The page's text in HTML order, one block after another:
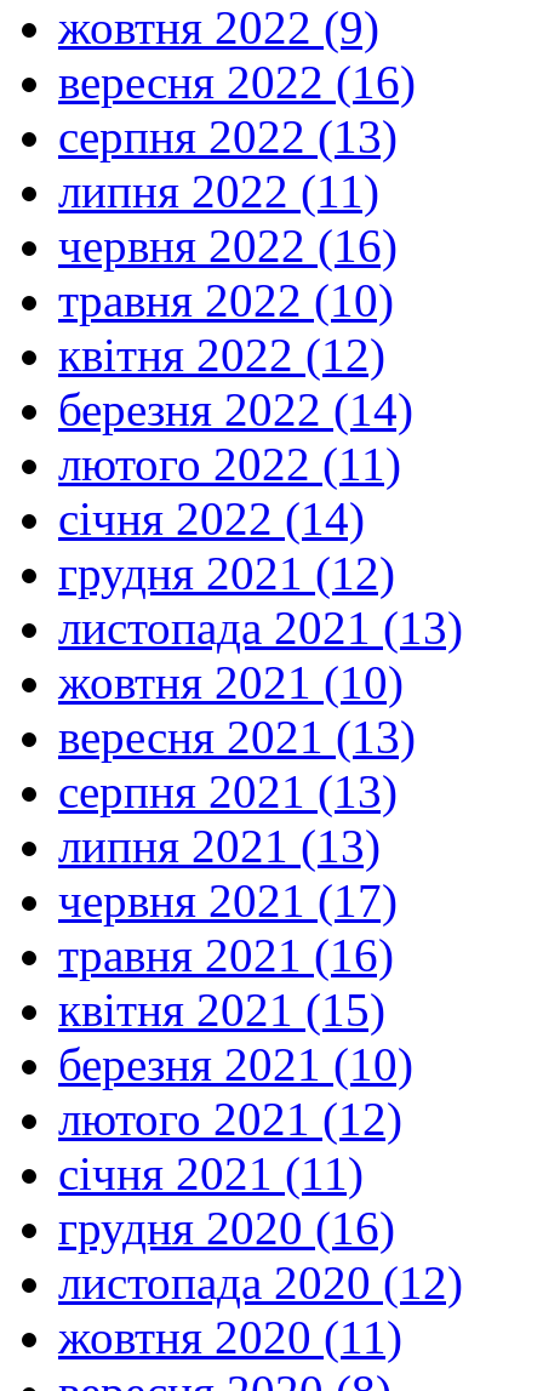
жовтня 2022 (9)
вересня 2022 (16)
серпня 2022 (13)
липня 2022 (11)
червня 2022 (16)
травня 2022 (10)
квітня 2022 (12)
березня 2022 (14)
лютого 2022 (11)
січня 2022 (14)
грудня 2021 (12)
листопада 2021 (13)
жовтня 2021 (10)
вересня 2021 (13)
серпня 2021 (13)
липня 2021 (13)
червня 2021 (17)
травня 2021 (16)
квітня 2021 (15)
березня 2021 (10)
лютого 2021 (12)
січня 2021 (11)
грудня 2020 (16)
листопада 2020 (12)
жовтня 2020 (11)